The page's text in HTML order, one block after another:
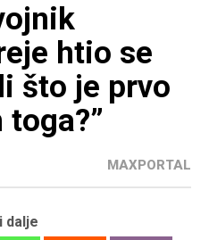
htio se
što je prvo
MAXPORTAL
dalje